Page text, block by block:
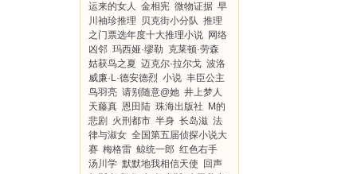
运来的女人 金相宪 微物证据 早
川袖珍推理
贝克街小分队 推理
之门票选年度十大推理小说 网络
凶邻 玛西娅·缪勒 克莱顿·劳森
姑获鸟之夏 迈克尔·拉尔戈 波洛
威廉·L·德安德烈 小说 丰臣公主
鸟羽亮 请别随意@她 井上梦人
天藤真 恩田陆 珠海出版社
M的
悲剧
火刑都市 半身 长岛滋 法
律与淑女 全国第五届侦探小说大
赛 梅格雷 鲸统一郎 红色右手
汤川学 默默地我相信天使
回声